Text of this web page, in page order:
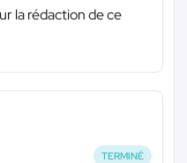
la rédaction de ce
TERMINÉ